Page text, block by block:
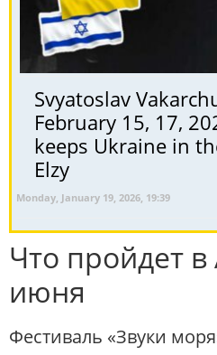
Svyatoslav
February 15, 17,
keeps Ukraine in
Elzy
Monday, January 19, 2026, 19:39
Что пройдет
июня
Фестиваль «Звуки